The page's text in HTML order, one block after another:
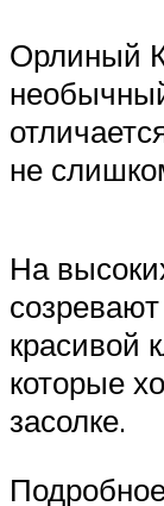
Орлиный
не
На
красивой
которые
засолке.